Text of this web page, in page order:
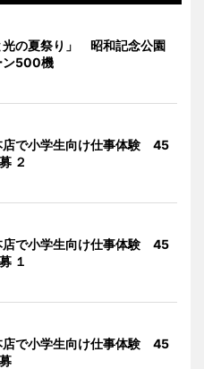
光の夏祭り」 昭和記念公園
ン500機
店で小学生向け仕事体験 45
２
店で小学生向け仕事体験 45
１
店で小学生向け仕事体験 45